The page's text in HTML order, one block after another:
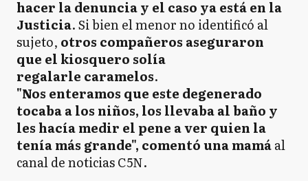
hacer la denuncia y el caso ya está en la
Justicia. Si bien el menor no identificó al
sujeto, otros compañeros aseguraron
que el kiosquero solía
regalarle caramelos.
"Nos enteramos que este degenerado
tocaba a los niños, los llevaba al baño y
les hacía medir el pene a ver quien la
tenía más grande", comentó una mamáal
canal de noticias C5N.